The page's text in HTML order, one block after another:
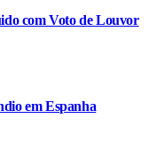
com Voto de Louvor
em Espanha